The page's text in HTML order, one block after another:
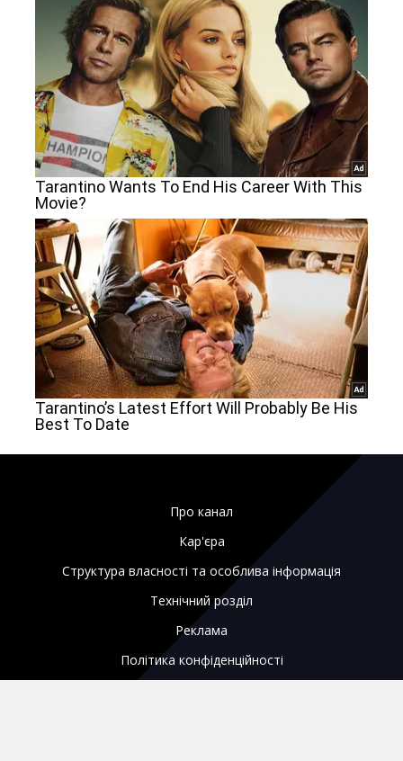
Про канал
Кар'єра
Структура власності та особлива інформація
Технічний розділ
Реклама
Політика конфіденційності